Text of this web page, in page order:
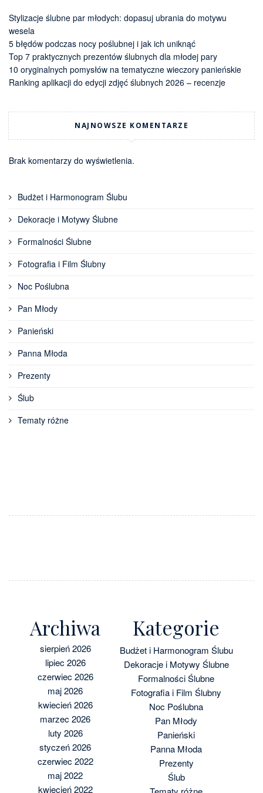
Stylizacje ślubne par młodych: dopasuj ubrania do motywu
wesela
5 błędów podczas nocy poślubnej i jak ich uniknąć
Top 7 praktycznych prezentów ślubnych dla młodej pary
10 oryginalnych pomysłów na tematyczne wieczory panieńskie
Ranking aplikacji do edycji zdjęć ślubnych 2026 – recenzje
NAJNOWSZE KOMENTARZE
Brak komentarzy do wyświetlenia.
Budżet i Harmonogram Ślubu
Dekoracje i Motywy Ślubne
Formalności Ślubne
Fotografia i Film Ślubny
Noc Poślubna
Pan Młody
Panieński
Panna Młoda
Prezenty
Ślub
Tematy różne
Archiwa
sierpień 2026
lipiec 2026
czerwiec 2026
maj 2026
kwiecień 2026
marzec 2026
luty 2026
styczeń 2026
czerwiec 2022
maj 2022
kwiecień 2022
Kategorie
Budżet i Harmonogram Ślubu
Dekoracje i Motywy Ślubne
Formalności Ślubne
Fotografia i Film Ślubny
Noc Poślubna
Pan Młody
Panieński
Panna Młoda
Prezenty
Ślub